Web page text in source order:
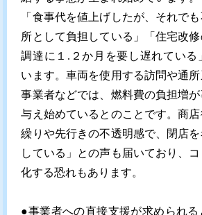
「食事代を値上げしたが、それで
所として負担している」「住宅改修
調達に１.２か月を要し遅れている
います。車両を使用する訪問や通
事業者などでは、燃料費の負担増
与え始めているとのことです。商
繰りや先行きの不透明感で、閉店
している」との声も届いており、
化する恐れもあります。
●事業者への直接支援が求められ